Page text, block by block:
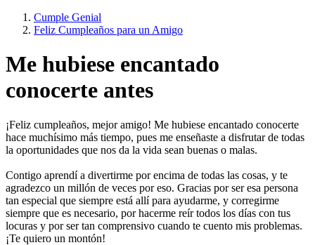
Cumple Genial
Feliz Cumpleaños para un Amigo
Me hubiese encantado
conocerte antes
¡Feliz cumpleaños, mejor amigo! Me hubiese encantado conocerte
hace muchísimo más tiempo, pues me enseñaste a disfrutar de todas
la oportunidades que nos da la vida sean buenas o malas.
Contigo aprendí a divertirme por encima de todas las cosas, y te
agradezco un millón de veces por eso. Gracias por ser esa persona
tan especial que siempre está allí para ayudarme, y corregirme
siempre que es necesario, por hacerme reír todos los días con tus
locuras y por ser tan comprensivo cuando te cuento mis problemas.
¡Te quiero un montón!